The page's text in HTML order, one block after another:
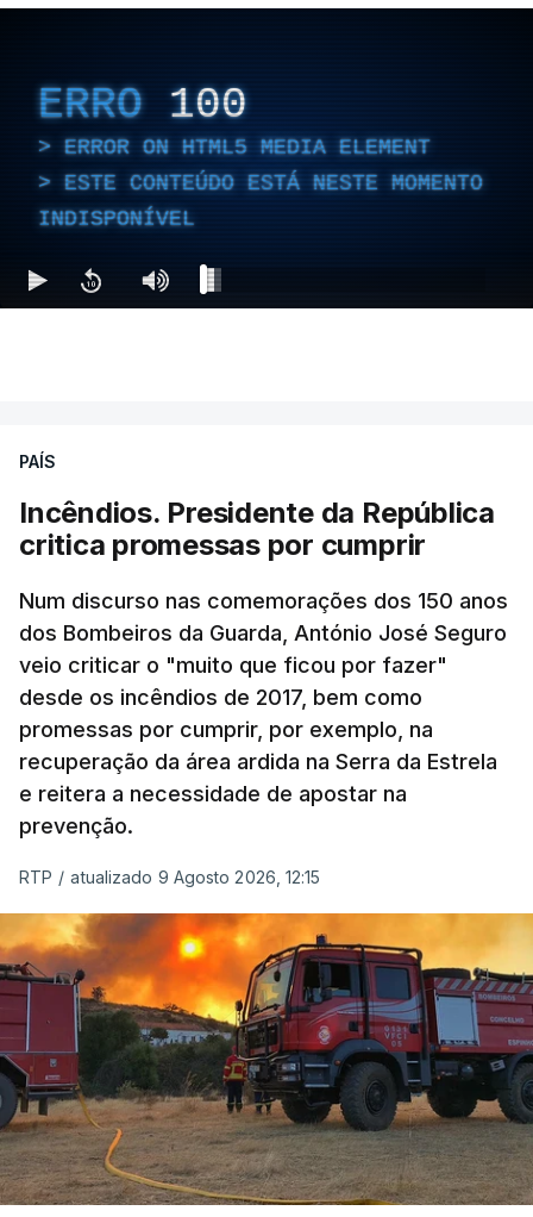
ERRO 100
ERROR ON HTML5 MEDIA ELEMENT
ESTE CONTEÚDO ESTÁ NESTE MOMENTO
INDISPONÍVEL
PAÍS
Incêndios. Presidente da República
critica promessas por cumprir
Num discurso nas comemorações dos 150 anos
dos Bombeiros da Guarda, António José Seguro
veio criticar o "muito que ficou por fazer"
desde os incêndios de 2017, bem como
promessas por cumprir, por exemplo, na
recuperação da área ardida na Serra da Estrela
e reitera a necessidade de apostar na
prevenção.
RTP / atualizado 9 Agosto 2026, 12:15